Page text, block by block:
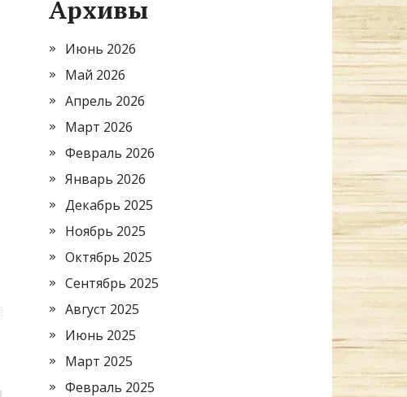
Архивы
Июнь 2026
Май 2026
Апрель 2026
Март 2026
Февраль 2026
Январь 2026
Декабрь 2025
Ноябрь 2025
Октябрь 2025
Сентябрь 2025
Август 2025
Июнь 2025
Март 2025
Февраль 2025